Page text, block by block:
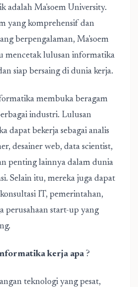
adalah Ma'soem University.
yang komprehensif dan
berpengalaman, Ma'soem
mencetak lulusan informatika
siap bersaing di dunia kerja.
membuka beragam
industri. Lulusan
dapat bekerja sebagai analis
desainer web, data scientist,
penting lainnya dalam dunia
Selain itu, mereka juga dapat
IT, pemerintahan,
perusahaan start-up yang
kerja apa?
teknologi yang pesat,